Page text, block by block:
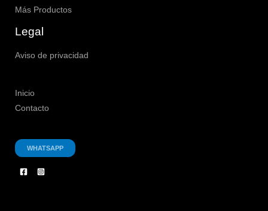
Más Productos
Legal
Aviso de privacidad
Inicio
Contacto
WHATSAPP